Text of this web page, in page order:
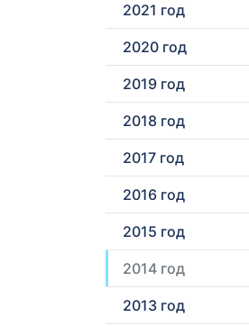
2021 год
2020 год
2019 год
2018 год
2017 год
2016 год
2015 год
2014 год
2013 год